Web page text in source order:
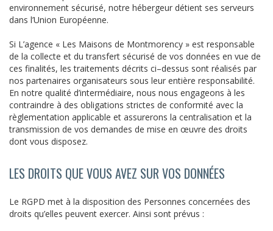
environnement sécurisé, notre hébergeur détient ses serveurs
dans l’Union Européenne.
Si L’agence « Les Maisons de Montmorency » est responsable
de la collecte et du transfert sécurisé de vos données en vue de
ces finalités, les traitements décrits ci–dessus sont réalisés par
nos partenaires organisateurs sous leur entière responsabilité.
En notre qualité d’intermédiaire, nous nous engageons à les
contraindre à des obligations strictes de conformité avec la
règlementation applicable et assurerons la centralisation et la
transmission de vos demandes de mise en œuvre des droits
dont vous disposez.
LES DROITS QUE VOUS AVEZ SUR VOS DONNÉES
Le RGPD met à la disposition des Personnes concernées des
droits qu’elles peuvent exercer. Ainsi sont prévus :